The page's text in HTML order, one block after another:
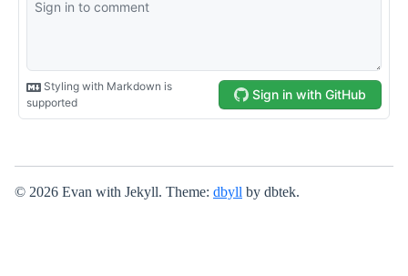
© 2026 Evan with Jekyll. Theme: dbyll by dbtek.